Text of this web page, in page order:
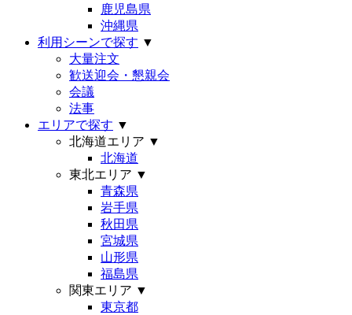
鹿児島県
沖縄県
利用シーンで探す ▼
大量注文
歓送迎会・懇親会
会議
法事
エリアで探す ▼
北海道エリア ▼
北海道
東北エリア ▼
青森県
岩手県
秋田県
宮城県
山形県
福島県
関東エリア ▼
東京都